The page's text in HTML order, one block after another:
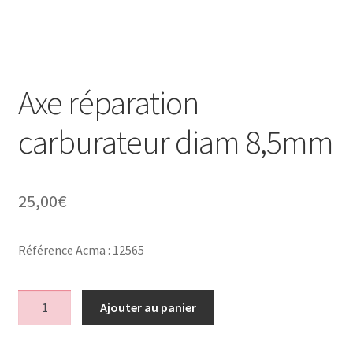
Axe réparation
carburateur diam 8,5mm
25,00€
Référence Acma : 12565
Ajouter au panier